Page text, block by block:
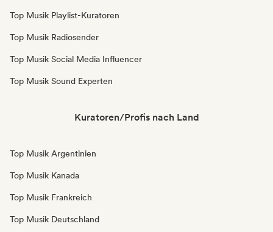
Top Musik Playlist-Kuratoren
Top Musik Radiosender
Top Musik Social Media Influencer
Top Musik Sound Experten
Kuratoren/Profis nach Land
Top Musik Argentinien
Top Musik Kanada
Top Musik Frankreich
Top Musik Deutschland